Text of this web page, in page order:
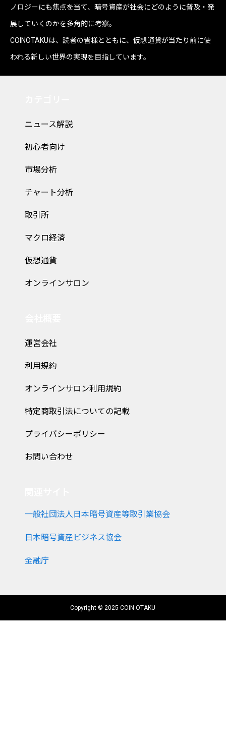
ノロジーにも焦点を当て、暗号資産が社会にどのように普及・発
展していくのかを多角的に考察。
COINOTAKUは、読者の皆様とともに、仮想通貨が当たり前に使
われる新しい世界の実現を目指しています。
ニュース解説
初心者向け
市場分析
チャート分析
取引所
マクロ経済
仮想通貨
オンラインサロン
運営会社
利用規約
オンラインサロン利用規約
特定商取引法についての記載
プライバシーポリシー
お問い合わせ
一般社団法人日本暗号資産等取引業協会
日本暗号資産ビジネス協会
金融庁
Copyright © 2025 COIN OTAKU